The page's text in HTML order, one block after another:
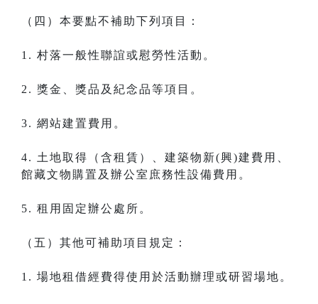
（四）本要點不補助下列項目：
1. 村落一般性聯誼或慰勞性活動。
2. 獎金、獎品及紀念品等項目。
3. 網站建置費用。
4. 土地取得（含租賃）、建築物新(興)建費用、
館藏文物購置及辦公室庶務性設備費用。
5. 租用固定辦公處所。
（五）其他可補助項目規定：
1. 場地租借經費得使用於活動辦理或研習場地。